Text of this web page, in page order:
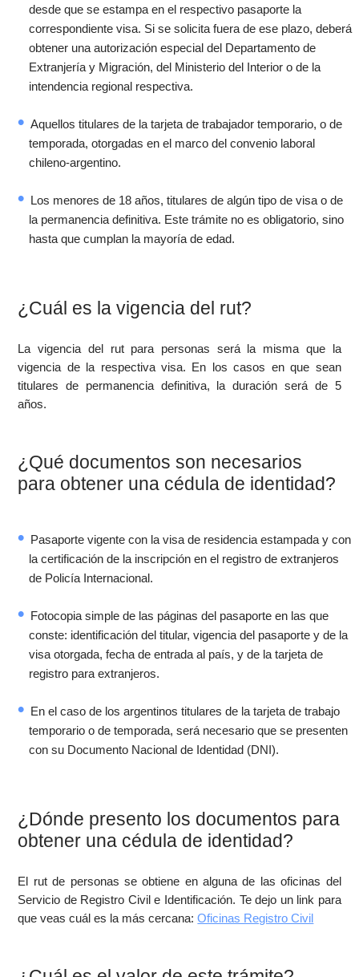
desde que se estampa en el respectivo pasaporte la
correspondiente visa. Si se solicita fuera de ese plazo, deberá
obtener una autorización especial del Departamento de
Extranjería y Migración, del Ministerio del Interior o de la
intendencia regional respectiva.
Aquellos titulares de la tarjeta de trabajador temporario, o de
temporada, otorgadas en el marco del convenio laboral
chileno-argentino.
Los menores de 18 años, titulares de algún tipo de visa o de
la permanencia definitiva. Este trámite no es obligatorio, sino
hasta que cumplan la mayoría de edad.
¿Cuál es la vigencia del rut?
La vigencia del rut para personas será la misma que la
vigencia de la respectiva visa. En los casos en que sean
titulares de permanencia definitiva, la duración será de 5
años.
¿Qué documentos son necesarios
para obtener una cédula de identidad?
Pasaporte vigente con la visa de residencia estampada y con
la certificación de la inscripción en el registro de extranjeros
de Policía Internacional.
Fotocopia simple de las páginas del pasaporte en las que
conste: identificación del titular, vigencia del pasaporte y de la
visa otorgada, fecha de entrada al país, y de la tarjeta de
registro para extranjeros.
En el caso de los argentinos titulares de la tarjeta de trabajo
temporario o de temporada, será necesario que se presenten
con su Documento Nacional de Identidad (DNI).
¿Dónde presento los documentos para
obtener una cédula de identidad?
El rut de personas se obtiene en alguna de las oficinas del
Servicio de Registro Civil e Identificación. Te dejo un link para
que veas cuál es la más cercana:Oficinas Registro Civil